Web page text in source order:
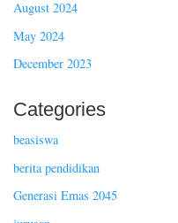
August 2024
May 2024
December 2023
Categories
beasiswa
berita pendidikan
Generasi Emas 2045